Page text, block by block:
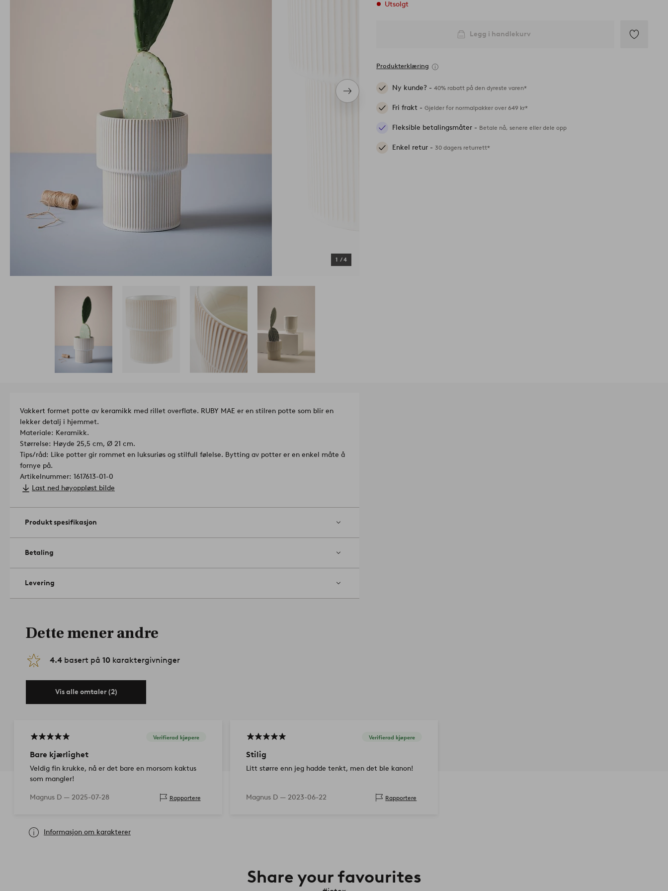
Neste
produkt
1 /4
Utsolgt
Legg i handlekurv
Produkterklæring
Ny kunde? -40% rabatt på den dyreste varen*
Fri frakt -Gjelder for normalpakker over 649 kr*
Fleksible betalingsmåter - Betale nå, senere eller dele opp
Enkel retur -30 dagers returrett*
Vakkert formet potte av keramikk med rillet overflate. RUBY MAE er en stilren potte som blir en
lekker detalj i hjemmet.
Materiale: Keramikk.
Størrelse: Høyde 25,5 cm, Ø 21 cm.
Tips/råd: Like potter gir rommet en luksuriøs og stilfull følelse. Bytting av potter er en enkel måte å
fornye på.
Artikelnummer: 1617613-01-0
Last ned høyoppløst bilde
Produkt spesifikasjon
Betaling
Levering
Dette mener andre
4.4 basert på 10 karaktergivninger
Vis alle omtaler (2)
Verifierad kjøpere
Bare kjærlighet
Veldig fin krukke, nå er det bare en morsom kaktus
som mangler!
Magnus D — 2025-07-28 Rapportere
Verifierad kjøpere
Stilig
Litt større enn jeg hadde tenkt, men det ble kanon!
Magnus D — 2023-06-22 Rapportere
Informasjon om karakterer
Share your favourites